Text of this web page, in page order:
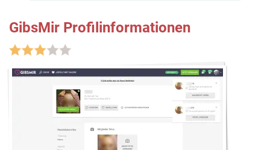
GibsMir Profilinformationen